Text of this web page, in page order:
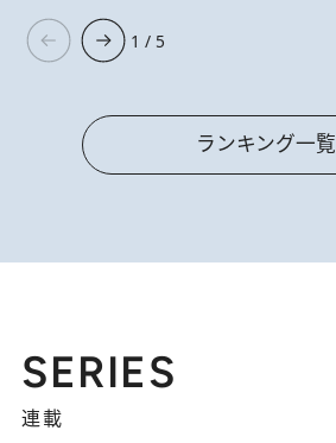
1 / 5
ランキング一覧
SERIES
連載